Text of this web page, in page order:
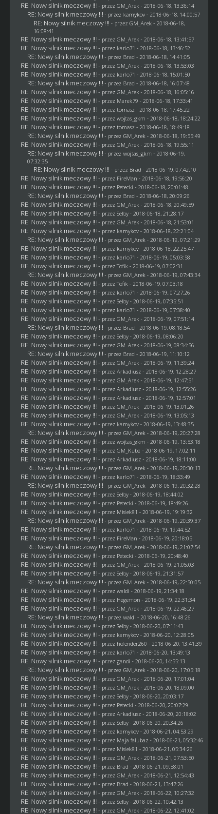
RE: Nowy silnik meczowy !!! - przez GM_Arek- 2018-06-18, 13:36:14
RE: Nowy silnik meczowy !!! - przez kamykov- 2018-06-18, 14:00:57
RE: Nowy silnik meczowy !!! - przez GM_Arek- 2018-06-18,
16:08:41
RE: Nowy silnik meczowy !!! - przez GM_Arek- 2018-06-18, 13:41:57
RE: Nowy silnik meczowy !!! - przez karlo71 - 2018-06-18, 13:46:52
RE: Nowy silnik meczowy !!! - przez Brad - 2018-06-18, 14:41:05
RE: Nowy silnik meczowy !!! - przez GM_Arek- 2018-06-18, 13:53:03
RE: Nowy silnik meczowy !!! - przez karlo71 - 2018-06-18, 15:01:50
RE: Nowy silnik meczowy !!! - przez Brad - 2018-06-18, 16:07:48
RE: Nowy silnik meczowy !!! - przez GM_Arek- 2018-06-18, 16:05:16
RE: Nowy silnik meczowy !!! - przez Marek79 - 2018-06-18, 17:33:41
RE: Nowy silnik meczowy !!! - przez tomasz - 2018-06-18, 17:45:22
RE: Nowy silnik meczowy !!! - przez wojtas_gkm - 2018-06-18, 18:24:22
RE: Nowy silnik meczowy !!! - przez tomasz - 2018-06-18, 18:49:18
RE: Nowy silnik meczowy !!! - przez GM_Arek- 2018-06-18, 19:55:49
RE: Nowy silnik meczowy !!! - przez GM_Arek- 2018-06-18, 19:55:11
RE: Nowy silnik meczowy !!! - przez wojtas_gkm - 2018-06-19,
07:32:35
RE: Nowy silnik meczowy !!! - przez Brad - 2018-06-19, 07:42:10
RE: Nowy silnik meczowy !!! - przez FireMan - 2018-06-18, 19:56:20
RE: Nowy silnik meczowy !!! - przez Petecki - 2018-06-18, 20:01:48
RE: Nowy silnik meczowy !!! - przez Brad - 2018-06-18, 20:09:26
RE: Nowy silnik meczowy !!! - przez GM_Arek- 2018-06-18, 20:49:59
RE: Nowy silnik meczowy !!! - przez Selby- 2018-06-18, 21:28:17
RE: Nowy silnik meczowy !!! - przez GM_Arek- 2018-06-18, 21:53:01
RE: Nowy silnik meczowy !!! - przez kamykov- 2018-06-18, 22:21:04
RE: Nowy silnik meczowy !!! - przez GM_Arek- 2018-06-19, 07:21:29
RE: Nowy silnik meczowy !!! - przez kamykov- 2018-06-18, 22:25:47
RE: Nowy silnik meczowy !!! - przez karlo71 - 2018-06-19, 05:03:58
RE: Nowy silnik meczowy !!! - przezTofik- 2018-06-19, 07:02:31
RE: Nowy silnik meczowy !!! - przez GM_Arek- 2018-06-19, 07:43:34
RE: Nowy silnik meczowy !!! - przezTofik- 2018-06-19, 07:03:18
RE: Nowy silnik meczowy !!! - przez karlo71 - 2018-06-19, 07:27:26
RE: Nowy silnik meczowy !!! - przez Selby- 2018-06-19, 07:35:51
RE: Nowy silnik meczowy !!! - przez karlo71 - 2018-06-19, 07:38:40
RE: Nowy silnik meczowy !!! - przez GM_Arek- 2018-06-19, 07:51:14
RE: Nowy silnik meczowy !!! - przez Brad - 2018-06-19, 08:18:54
RE: Nowy silnik meczowy !!! - przez Selby- 2018-06-19, 08:06:20
RE: Nowy silnik meczowy !!! - przez GM_Arek- 2018-06-19, 08:34:56
RE: Nowy silnik meczowy !!! - przez Brad - 2018-06-19, 11:10:12
RE: Nowy silnik meczowy !!! - przez GM_Arek- 2018-06-19, 11:39:24
RE: Nowy silnik meczowy !!! - przez Arkadiusz - 2018-06-19, 12:28:27
RE: Nowy silnik meczowy !!! - przez GM_Arek- 2018-06-19, 12:47:51
RE: Nowy silnik meczowy !!! - przez Arkadiusz - 2018-06-19, 12:55:26
RE: Nowy silnik meczowy !!! - przez Arkadiusz - 2018-06-19, 12:57:01
RE: Nowy silnik meczowy !!! - przez GM_Arek- 2018-06-19, 13:01:26
RE: Nowy silnik meczowy !!! - przez GM_Arek- 2018-06-19, 13:05:13
RE: Nowy silnik meczowy !!! - przez kamykov- 2018-06-19, 13:48:35
RE: Nowy silnik meczowy !!! - przez GM_Arek- 2018-06-19, 20:27:28
RE: Nowy silnik meczowy !!! - przez wojtas_gkm - 2018-06-19, 13:53:18
RE: Nowy silnik meczowy !!! - przez GM_Kuba - 2018-06-19, 17:02:11
RE: Nowy silnik meczowy !!! - przez Arkadiusz - 2018-06-19, 18:11:00
RE: Nowy silnik meczowy !!! - przez GM_Arek- 2018-06-19, 20:30:13
RE: Nowy silnik meczowy !!! - przez karlo71 - 2018-06-19, 18:33:49
RE: Nowy silnik meczowy !!! - przez GM_Arek- 2018-06-19, 20:32:28
RE: Nowy silnik meczowy !!! - przez Selby- 2018-06-19, 18:44:02
RE: Nowy silnik meczowy !!! - przez Petecki - 2018-06-19, 18:49:26
RE: Nowy silnik meczowy !!! - przez Misiek81 - 2018-06-19, 19:19:32
RE: Nowy silnik meczowy !!! - przez GM_Arek- 2018-06-19, 20:39:37
RE: Nowy silnik meczowy !!! - przez karlo71 - 2018-06-19, 19:44:52
RE: Nowy silnik meczowy !!! - przez FireMan - 2018-06-19, 20:18:05
RE: Nowy silnik meczowy !!! - przez GM_Arek- 2018-06-19, 21:07:54
RE: Nowy silnik meczowy !!! - przez Petecki - 2018-06-19, 20:48:40
RE: Nowy silnik meczowy !!! - przez GM_Arek- 2018-06-19, 21:05:03
RE: Nowy silnik meczowy !!! - przez Selby- 2018-06-19, 21:31:57
RE: Nowy silnik meczowy !!! - przez GM_Arek- 2018-06-19, 22:50:05
RE: Nowy silnik meczowy !!! - przez waldi - 2018-06-19, 21:34:18
RE: Nowy silnik meczowy !!! - przez Hegemon - 2018-06-19, 22:31:34
RE: Nowy silnik meczowy !!! - przez GM_Arek- 2018-06-19, 22:46:27
RE: Nowy silnik meczowy !!! - przez waldi - 2018-06-20, 16:48:26
RE: Nowy silnik meczowy !!! - przez Selby- 2018-06-20, 07:11:43
RE: Nowy silnik meczowy !!! - przez kamykov- 2018-06-20, 12:28:05
RE: Nowy silnik meczowy !!! - przez holender260 - 2018-06-20, 13:41:39
RE: Nowy silnik meczowy !!! - przez karlo71 - 2018-06-20, 13:49:13
RE: Nowy silnik meczowy !!! - przez gandi - 2018-06-20, 14:55:13
RE: Nowy silnik meczowy !!! - przez GM_Arek- 2018-06-20, 17:05:18
RE: Nowy silnik meczowy !!! - przez GM_Arek- 2018-06-20, 17:01:04
RE: Nowy silnik meczowy !!! - przez GM_Arek- 2018-06-20, 18:09:00
RE: Nowy silnik meczowy !!! - przez Selby- 2018-06-20, 20:03:17
RE: Nowy silnik meczowy !!! - przez Petecki - 2018-06-20, 20:07:29
RE: Nowy silnik meczowy !!! - przez Arkadiusz - 2018-06-20, 20:18:02
RE: Nowy silnik meczowy !!! - przez Selby- 2018-06-20, 20:34:26
RE: Nowy silnik meczowy !!! - przez kamykov- 2018-06-21, 04:53:29
RE: Nowy silnik meczowy !!! - przez Maja falubaz - 2018-06-21, 05:32:46
RE: Nowy silnik meczowy !!! - przez Misiek81 - 2018-06-21, 05:34:26
RE: Nowy silnik meczowy !!! - przez GM_Arek- 2018-06-21, 07:53:50
RE: Nowy silnik meczowy !!! - przez Brad - 2018-06-21, 09:58:01
RE: Nowy silnik meczowy !!! - przez GM_Arek- 2018-06-21, 12:54:43
RE: Nowy silnik meczowy !!! - przez Brad - 2018-06-21, 13:47:26
RE: Nowy silnik meczowy !!! - przez GM_Arek- 2018-06-22, 10:27:32
RE: Nowy silnik meczowy !!! - przez Selby- 2018-06-22, 10:42:13
RE: Nowy silnik meczowy !!! - przez GM_Arek- 2018-06-22, 12:41:02